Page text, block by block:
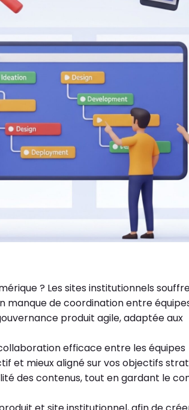
? Les sites institutionnels
manque de coordination entre
produit agile, adaptée aux
efficace entre les équipes
et mieux aligné sur vos objectifs
des contenus, tout en gardant le